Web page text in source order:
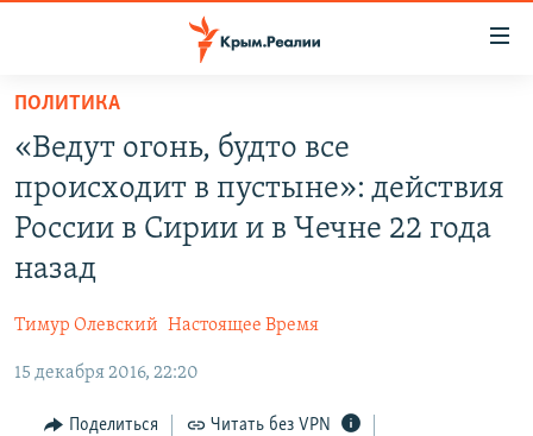
Вернуться
основному
содержанию
Вернутся
главной
Вернутся
СПЕЦПРОЕКТЫ
ВОДА
ИНТЕРАКТИВ
ИНФОГРАФИКА
ТЕЛЕПРОЕКТ КРЫМ.РЕАЛИИ
РАДІО СВОБОДА
КАК ОБОЙТИ БЛОКИРОВКУ
ПОЛИТИКА
«Ведут огонь, будто все
происходит в пустыне»: действия
России в Сирии и в Чечне 22 года
назад
Тимур Олевский Настоящее Время
15 декабря 2016, 22:20
Поделиться Читать без VPN